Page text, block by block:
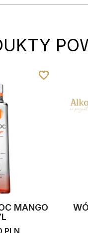
MANGO
favorite_border
favorite_border
favorite_border
favorite_border